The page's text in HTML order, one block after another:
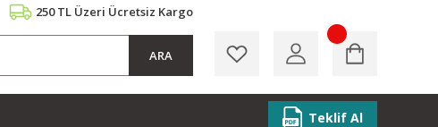
250 TL Üzeri Ücretsiz Kargo
ARA
Teklif Al